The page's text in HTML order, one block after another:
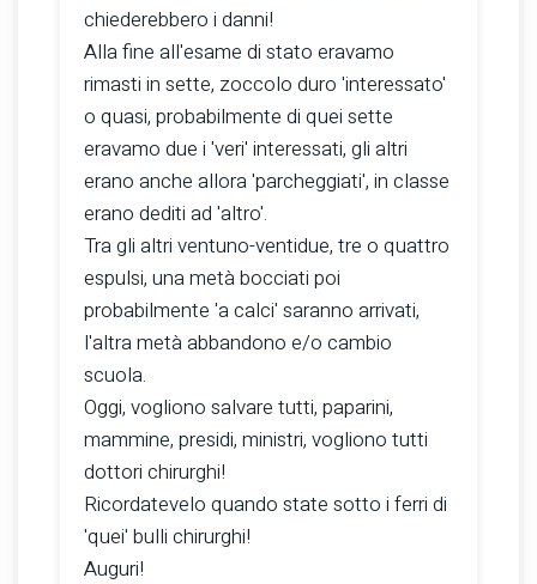
chiederebbero i danni!
Alla fine all'esame di stato eravamo
rimasti in sette, zoccolo duro 'interessato'
o quasi, probabilmente di quei sette
eravamo due i 'veri' interessati, gli altri
erano anche allora 'parcheggiati', in classe
erano dediti ad 'altro'.
Tra gli altri ventuno-ventidue, tre o quattro
espulsi, una metà bocciati poi
probabilmente 'a calci' saranno arrivati,
l'altra metà abbandono e/o cambio
scuola.
Oggi, vogliono salvare tutti, paparini,
mammine, presidi, ministri, vogliono tutti
dottori chirurghi!
Ricordatevelo quando state sotto i ferri di
'quei' bulli chirurghi!
Auguri!